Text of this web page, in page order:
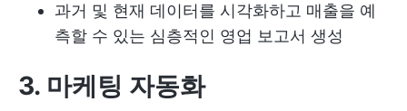
과거 및 현재 데이터를 시각화하고 매출을 예
측할 수 있는 심층적인 영업 보고서 생성
3. 마케팅 자동화